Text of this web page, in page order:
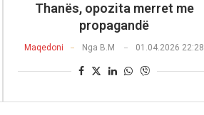
Thanës, opozita merret me
propagandë
Maqedoni Nga B.M 01.04.2026 22:28